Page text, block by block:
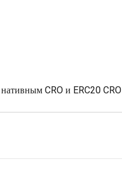
CRO и ERC20 CRO